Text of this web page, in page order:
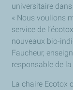
universitaire dans
« Nous voulions
service de
nouveaux bio-
Faucheur,
responsable de la
La chaire Ecotox